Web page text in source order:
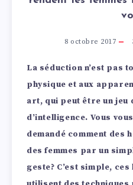
8 octobre 2017
La séduction n’est pas
physique et aux
art, qui peut être un jeu
d’intelligence. Vous
demandé comment des
des femmes par un
geste? C’est simple,